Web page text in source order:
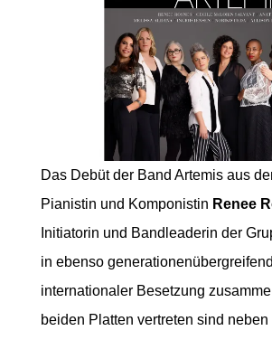
Das Debüt der Band Artemis aus
Pianistin und Komponistin Renee
Initiatorin und Bandleaderin der
in ebenso
internationaler Besetzung
beiden Platten vertreten sind